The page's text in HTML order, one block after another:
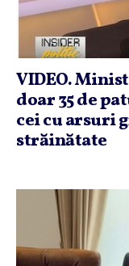
VIDEO.
doar 35 de
cei cu arsuri
străinătate